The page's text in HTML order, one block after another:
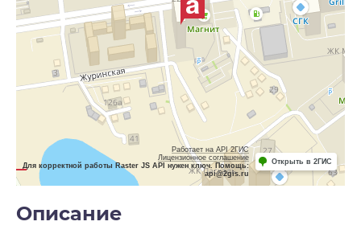
Работает на API 2ГИС
Лицензионное соглашение
Для корректной работы Raster JS API нужен ключ. Помощь:
api@2gis.ru
Открыть в 2ГИС
Описание